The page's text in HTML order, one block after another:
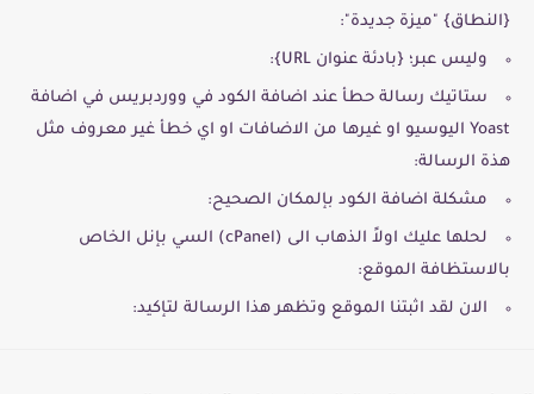
{النطاق} "ميزة جديدة":
وليس عبر؛ {بادئة عنوان URL}:
ستاتيك رسالة حطأ عند اضافة الكود في ووردبريس في اضافة
Yoast اليوسيو او غيرها من الاضافات او اي خطأ غير معروف مثل
هذة الرسالة:
مشكلة اضافة الكود بإلمكان الصحيح:
لحلها عليك اولاً الذهاب الى (cPanel) السي بإنل الخاص
بالاستظافة الموقع:
الان لقد اثبتنا الموقع وتظهر هذا الرسالة لتإكيد: